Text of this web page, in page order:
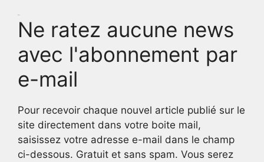
Ne ratez aucune news
avec l'abonnement par
e-mail
Pour recevoir chaque nouvel article publié sur le
site directement dans votre boite mail,
saisissez votre adresse e-mail dans le champ
ci-dessous. Gratuit et sans spam. Vous serez